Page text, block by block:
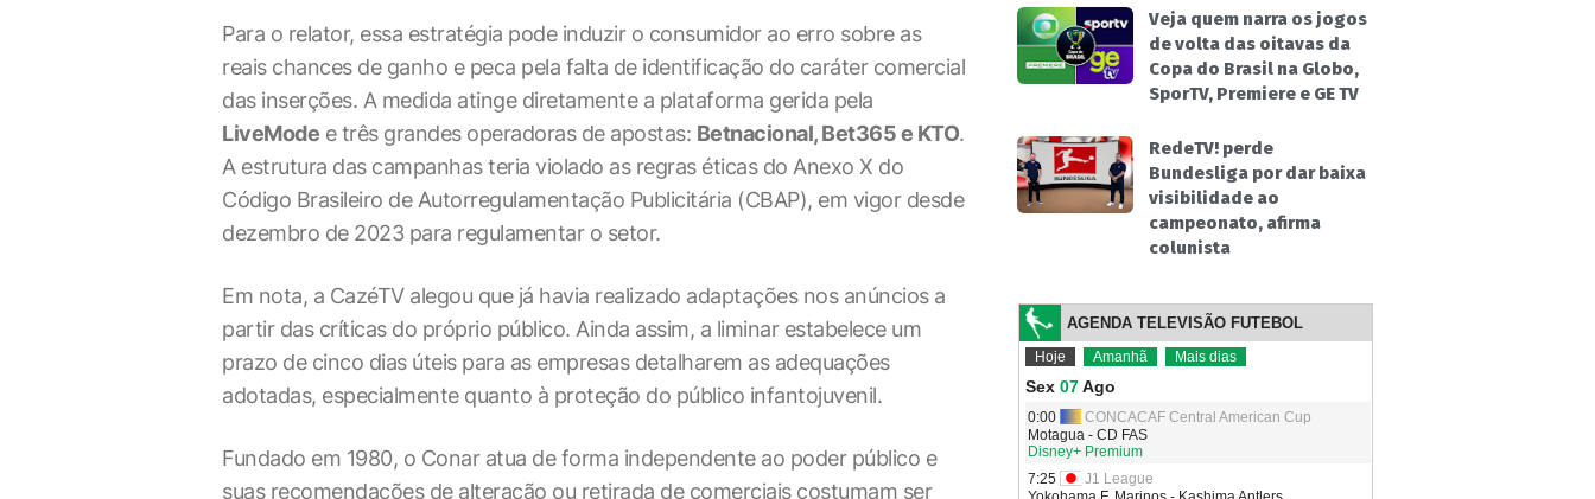
Para o relator, essa estratégia pode induzir o consumidor ao erro sobre as
reais chances de ganho e peca pela falta de identificação do caráter comercial
das inserções. A medida atinge diretamente a plataforma gerida pela
LiveMode e três grandes operadoras de apostas: Betnacional, Bet365 e KTO.
A estrutura das campanhas teria violado as regras éticas do Anexo X do
Código Brasileiro de Autorregulamentação Publicitária (CBAP), em vigor desde
dezembro de 2023 para regulamentar o setor.
Em nota, a CazéTV alegou que já havia realizado adaptações nos anúncios a
partir das críticas do próprio público. Ainda assim, a liminar estabelece um
prazo de cinco dias úteis para as empresas detalharem as adequações
adotadas, especialmente quanto à proteção do público infantojuvenil.
Fundado em 1980, o Conar atua de forma independente ao poder público e
suas recomendações de alteração ou retirada de comerciais costumam ser
Veja quem narra os jogos
de volta das oitavas da
Copa do Brasil na Globo,
SporTV, Premiere e GE TV
RedeTV! perde
Bundesliga por dar baixa
visibilidade ao
campeonato, afirma
colunista